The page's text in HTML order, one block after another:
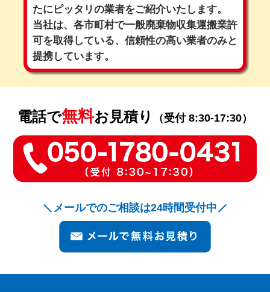
たにピッタリの業者をご紹介いたします。
当社は、各市町村で一般廃棄物収集運搬業許
可を取得している、 信頼性の高い業者のみと
提携しています。
電話で無料お見積り （受付 8:30-17:30）
メールでのご相談は24時間受付中